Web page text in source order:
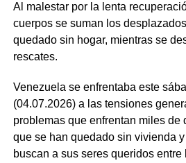
Al malestar por la lenta
cuerpos se suman los
quedado sin hogar, mientras se
rescates.
Venezuela se enfrentaba este
(04.07.2026) a las tensiones
problemas que enfrentan miles de
que se han quedado sin vivienda
buscan a sus seres queridos entre